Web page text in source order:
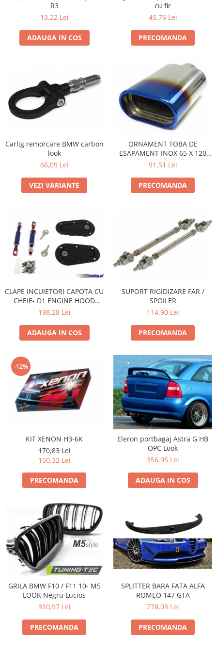
Statii radio CB
Suspensii auto
Bucsi poliuretan
Tuning aerodinamic
Adaos bara spate
Aripi auto
Bara fata
Body kituri
Eleroane auto
Praguri tuning
Tuning evacuare
Banda termoizolata
Capete toba
Tobe sport
Tuning iluminari
Faruri
Iluminari autoutilitare
Kituri xenon
Lumini la numar
Proiectoare ceata
Semnalizari aripa
Semnalizari fata
Stopuri
Tuning motor
Intercooler
R3
13,22 Lei
ADAUGA IN COS
cu fir
45,76 Lei
PRECOMANDA
Carlig remorcare BMW carbon
look
66,09 Lei
VEZI VARIANTE
ORNAMENT TOBA DE
ESAPAMENT INOX 65 X 120
MM MODEL TITANIUM
91,51 Lei
PRECOMANDA
CLAPE INCUIETORI CAPOTA CU
CHEIE- D1 ENGINE HOOD
LOCK
198,28 Lei
ADAUGA IN COS
SUPORT RIGIDIZARE FAR /
SPOILER
114,90 Lei
PRECOMANDA
-12%
KIT XENON H3-6K
170,83 Lei
150,32 Lei
PRECOMANDA
Eleron portbagaj Astra G HB
OPC Look
356,95 Lei
ADAUGA IN COS
GRILA BMW F10 / F11 10- M5
LOOK Negru Lucios
310,97 Lei
PRECOMANDA
SPLITTER BARA FATA ALFA
ROMEO 147 GTA
778,03 Lei
PRECOMANDA